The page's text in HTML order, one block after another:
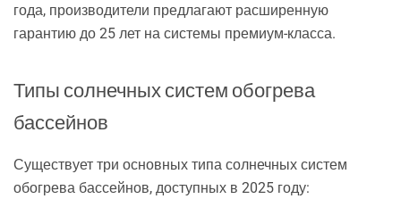
года, производители предлагают расширенную
гарантию до 25 лет на системы премиум-класса.
Типы солнечных систем обогрева
бассейнов
Существует три основных типа солнечных систем
обогрева бассейнов, доступных в 2025 году: